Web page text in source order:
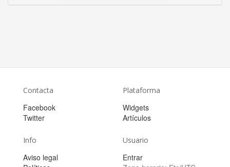
Contacta
Facebook
Twitter
Plataforma
Widgets
Artículos
Info
Aviso legal
Usuario
Entrar